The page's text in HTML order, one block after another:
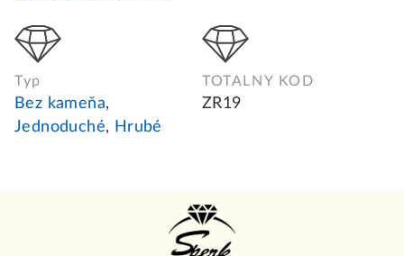
Typ
Bez kameňa,
Jednoduché, Hrubé
TOTALNY KOD
ZR19